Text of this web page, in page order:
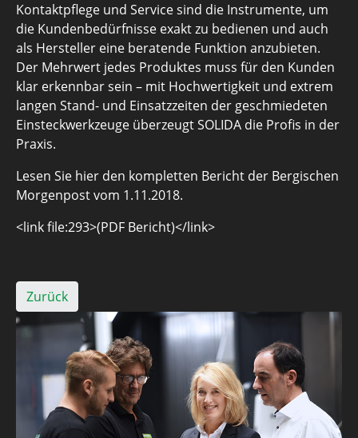
Kontaktpflege und Service sind die Instrumente, um
die Kundenbedürfnisse exakt zu bedienen und auch
als Hersteller eine beratende Funktion anzubieten.
Der Mehrwert jedes Produktes muss für den Kunden
klar erkennbar sein – mit Hochwertigkeit und extrem
langen Stand- und Einsatzzeiten der geschmiedeten
Einsteckwerkzeuge überzeugt SOLIDA die Profis in der
Praxis.
Lesen Sie hier den kompletten Bericht der Bergischen
Morgenpost vom 1.11.2018.
<link file:293>(PDF Bericht)</link>
Zurück